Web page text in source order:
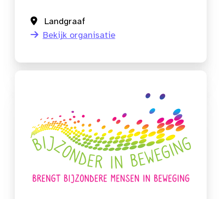
Landgraaf
Bekijk organisatie